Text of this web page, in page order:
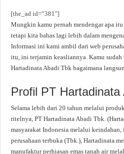
[the_ad id=”381″]
Mungkin kamu pernah mendengar apa
tetapi kita bahas lagi lebih dalam
Informasi ini kami ambil dari web
itu, ini terjamin keasliannya. Kamu
Hartadinata Abadi Tbk bagaimana
Profil PT Hartadinata
Selama lebih dari 20 tahun melalui
ritelnya, PT Hartadinata Abadi Tbk.
masyarakat Indonesia melalui
perusahaan terbuka (Tbk.), Hartadinata
manufaktur perhiasan emas tanah air